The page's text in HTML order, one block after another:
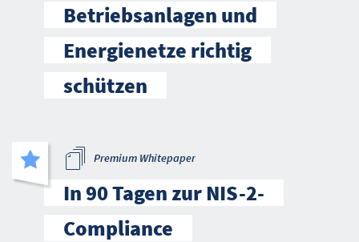
Betriebsanlagen und
Energienetze richtig
schützen
Premium Whitepaper
In 90 Tagen zur NIS-2-
Compliance